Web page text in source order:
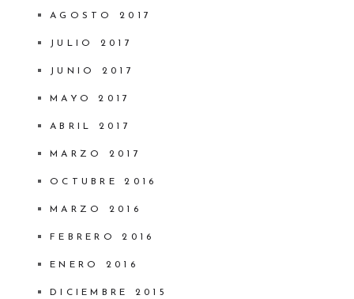
AGOSTO 2017
JULIO 2017
JUNIO 2017
MAYO 2017
ABRIL 2017
MARZO 2017
OCTUBRE 2016
MARZO 2016
FEBRERO 2016
ENERO 2016
DICIEMBRE 2015